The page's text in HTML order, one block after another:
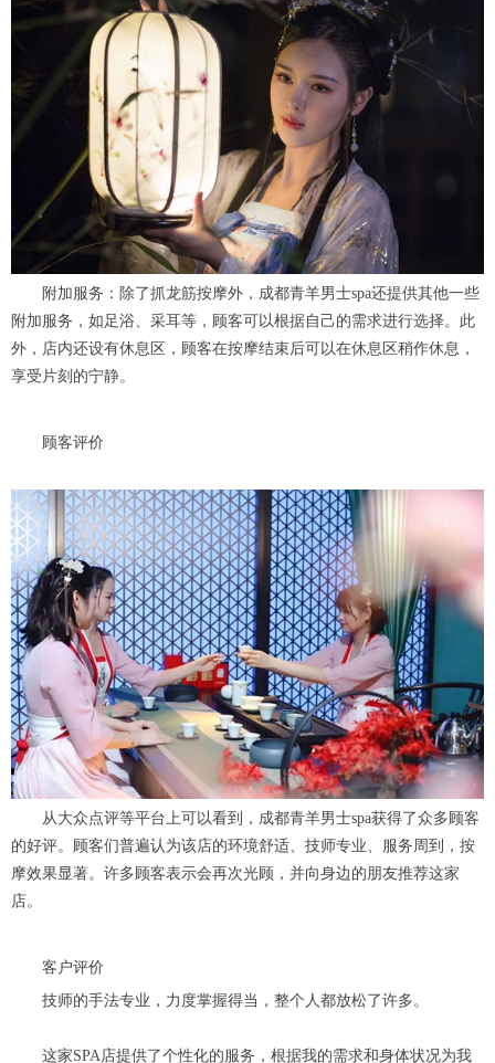
附加服务：除了抓龙筋按摩外，成都青羊男士spa还提供其他一些
附加服务，如足浴、采耳等，顾客可以根据自己的需求进行选择。此
外，店内还设有休息区，顾客在按摩结束后可以在休息区稍作休息，
享受片刻的宁静。
顾客评价
从大众点评等平台上可以看到，成都青羊男士spa获得了众多顾客
的好评。顾客们普遍认为该店的环境舒适、技师专业、服务周到，按
摩效果显著。许多顾客表示会再次光顾，并向身边的朋友推荐这家
店。
客户评价
技师的手法专业，力度掌握得当，整个人都放松了许多。
这家SPA店提供了个性化的服务，根据我的需求和身体状况为我